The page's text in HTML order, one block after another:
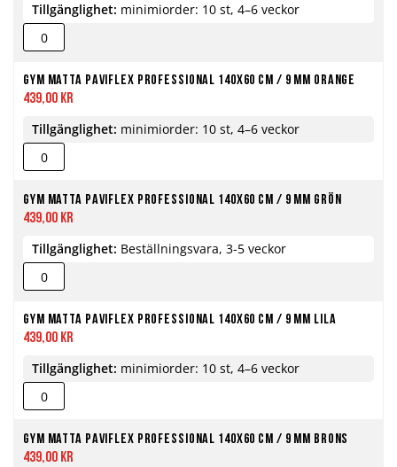
Tillgänglighet: minimiorder: 10 st, 4–6 veckor
Gym matta PaviFlex Professional 140x60 cm / 9 mm orange
439,00 kr
Tillgänglighet: minimiorder: 10 st, 4–6 veckor
Gym matta PaviFlex Professional 140x60 cm / 9 mm grön
439,00 kr
Tillgänglighet: Beställningsvara, 3-5 veckor
Gym matta PaviFlex Professional 140x60 cm / 9 mm lila
439,00 kr
Tillgänglighet: minimiorder: 10 st, 4–6 veckor
Gym matta PaviFlex Professional 140x60 cm / 9 mm brons
439,00 kr